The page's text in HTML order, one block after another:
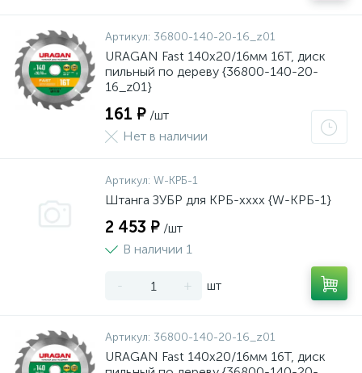
Артикул: 36800-140-20-16_z01
URAGAN Fast 140x20/16мм 16Т, диск
пильный по дереву {36800-140-20-
16_z01}
161 ₽ /шт
Нет в наличии
Артикул: W-КРБ-1
Штанга ЗУБР для КРБ-хххх {W-КРБ-1}
2 453 ₽ /шт
В наличии 1
- + шт
Артикул: 36800-140-20-16_z01
URAGAN Fast 140x20/16мм 16Т, диск